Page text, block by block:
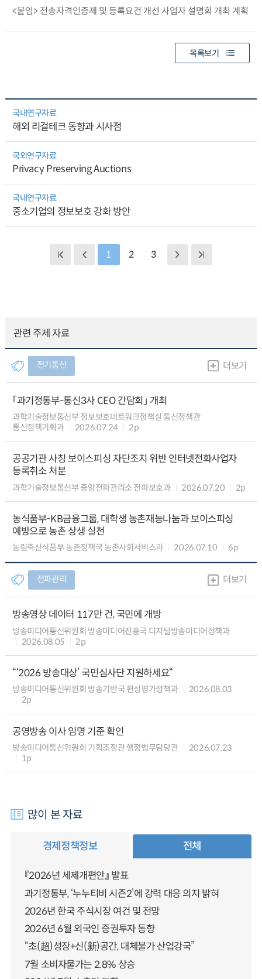
<붙임> 전송자격인증제 및 등록요건 개선 사업자 설명회 개최 계획
목록보기
국내연구자료
해외 리걸테크 동향과 시사점
국외연구자료
Privacy Preserving Auctions
국내연구자료
중소기업의 정보보호 강화 방안
1 2 3
관련 주제 자료
전기통신 더보기
「과기정통부-통신3사 CEO 간담회」 개최
과학기술정보통신부 정보보호네트워크정책실 통신정책관
통신정책기획과
2026.07.24 2p
공공기관 사칭 보이스피싱 차단조치 위반 인터넷전화사업자
등록취소 처분
과학기술정보통신부 중앙전파관리소 전파보호과 2026.07.20 2p
농식품부-KB금융그룹, 대학생 농촌재능나눔과 보이스피싱
예방으로 농촌 상생 실천
농림축산식품부 농촌정책국 농촌사회서비스과 2026.07.10 6p
전파관리 더보기
방송영상 데이터 117만 건, 국민에 개방
방송미디어통신위원회 방송미디어진흥국 디지털방송미디어정책과
2026.08.05
2p
“‘2026 방송대상’ 국민심사단 지원하세요“
방송미디어통신위원회 방송기반국 편성평가정책과
2026.08.03
2p
공영방송 이사 임명 기준 확인
방송미디어통신위원회 기획조정관 행정법무담당관
2026.07.23
1p
많이 본 자료
경제정책정보 전체
『2026년 세제개편안』 발표
과기정통부, ‘누누티비 시즌2’에 강력 대응 의지 밝혀
2026년 한국 주식시장 여건 및 전망
2026년 6월 외국인 증권투자 동향
“초(超)성장+신(新)공간, 대체불가 산업강국”
7월 소비자물가는 2.8% 상승